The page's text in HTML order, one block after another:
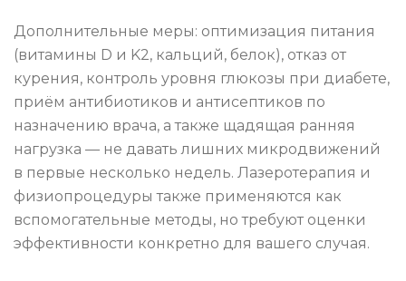
Дополнительные меры: оптимизация питания
(витамины D и K2, кальций, белок), отказ от
курения, контроль уровня глюкозы при диабете,
приём антибиотиков и антисептиков по
назначению врача, а также щадящая ранняя
нагрузка — не давать лишних микродвижений
в первые несколько недель. Лазеротерапия и
физиопроцедуры также применяются как
вспомогательные методы, но требуют оценки
эффективности конкретно для вашего случая.